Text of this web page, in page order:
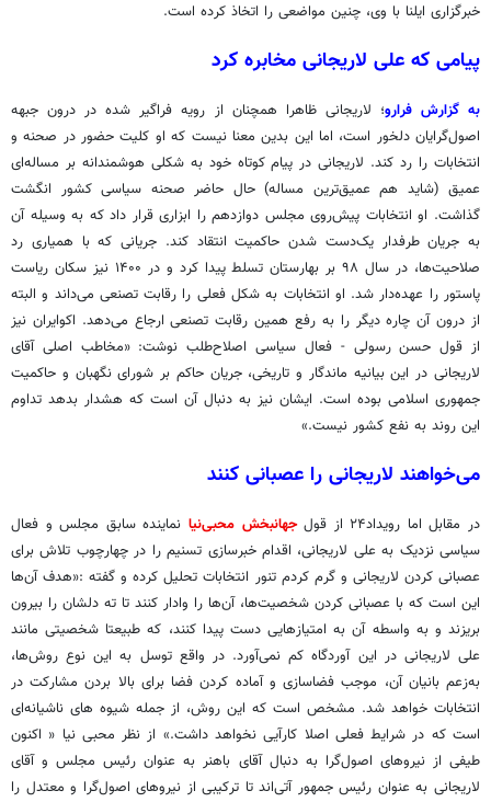
خبرگزاری ایلنا با وی، چنین مواضعی را اتخاذ کرده است.
پیامی که علی لاریجانی مخابره کرد
به گزارش فرارو؛ لاریجانی ظاهرا همچنان از رویه فراگیر شده در درون جبهه
اصول‌گرایان دلخور است، اما این بدین معنا نیست که او کلیت حضور در صحنه و
انتخابات را رد کند. لاریجانی در پیام کوتاه خود به شکلی هوشمندانه بر مساله‌ای
عمیق (شاید هم عمیق‌ترین مساله) حال حاضر صحنه سیاسی کشور انگشت
گذاشت. او انتخابات پیش‌روی مجلس دوازدهم را ابزاری قرار داد که به وسیله آن
به جریان طرفدار یک‌دست شدن حاکمیت انتقاد کند. جریانی که با همیاری رد
صلاحیت‌ها، در سال ۹۸ بر بهارستان تسلط پیدا کرد و در ۱۴۰۰ نیز سکان ریاست
پاستور را عهده‌دار شد. او انتخابات به شکل فعلی را رقابت تصنعی می‌داند و البته
از درون آن چاره دیگر را به رفع همین رقابت تصنعی ارجاع می‌دهد. اکوایران نیز
از قول حسن رسولی - فعال سیاسی اصلاح‌طلب نوشت: «مخاطب اصلی آقای
لاریجانی در این بیانیه ماندگار و تاریخی، جریان حاکم بر شورای نگهبان و حاکمیت
جمهوری اسلامی بوده است. ایشان نیز به دنبال آن است که هشدار بدهد تداوم
این روند به نفع کشور نیست.»
می‌خواهند لاریجانی را عصبانی کنند
در مقابل اما رویداد۲۴ از قول جهانبخش محبی‌نیا نماینده سابق مجلس و فعال
سیاسی نزدیک به علی لاریجانی، اقدام خبرسازی تسنیم را در چهارچوب تلاش برای
عصبانی کردن لاریجانی و گرم کردم تنور انتخابات تحلیل کرده و گفته :«هدف آن‌ها
این است که با عصبانی کردن شخصیت‌ها، آن‌ها را وادار کنند تا ته دلشان را بیرون
بریزند و به واسطه آن به امتیازهایی دست پیدا کنند، که طبیعتا شخصیتی مانند
علی لاریجانی در این آوردگاه کم نمی‌آورد. در واقع توسل به این نوع روش‌ها،
به‌زعم بانیان آن، موجب فضاسازی و آماده کردن فضا برای بالا بردن مشارکت در
انتخابات خواهد شد. مشخص است که این روش، از جمله شیوه های ناشیانه‌ای
است که در شرایط فعلی اصلا کارآیی نخواهد داشت.» از نظر محبی نیا « اکنون
طیفی از نیروهای اصول‌گرا به دنبال آقای باهنر به عنوان رئیس مجلس و آقای
لاریجانی به عنوان رئیس جمهور آتی‌اند تا ترکیبی از نیروهای اصول‌گرا و معتدل را